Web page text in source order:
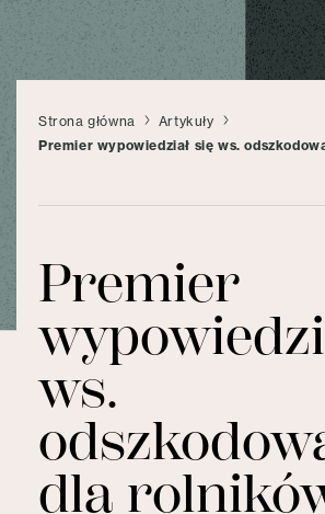
Strona główna
Artykuły
Premier wypowiedział się ws.
Premier
ws.
dla